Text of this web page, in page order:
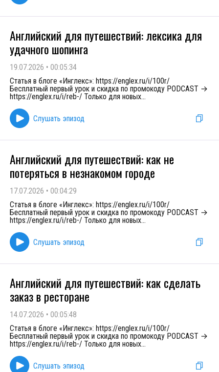
Английский для путешествий: лексика для
удачного шопинга
19.07.2026 • 00:05:34
Статья в блоге «Инглекс»: https://englex.ru/i/100r/
Бесплатный первый урок и скидка по промокоду PODCAST →
https://englex.ru/i/reb-/ Только для новых...
Слушать эпизод
Английский для путешествий: как не
потеряться в незнакомом городе
17.07.2026 • 00:04:29
Статья в блоге «Инглекс»: https://englex.ru/i/100r/
Бесплатный первый урок и скидка по промокоду PODCAST →
https://englex.ru/i/reb-/ Только для новых...
Слушать эпизод
Английский для путешествий: как сделать
заказ в ресторане
14.07.2026 • 00:05:48
Статья в блоге «Инглекс»: https://englex.ru/i/100r/
Бесплатный первый урок и скидка по промокоду PODCAST →
https://englex.ru/i/reb-/ Только для новых...
Слушать эпизод